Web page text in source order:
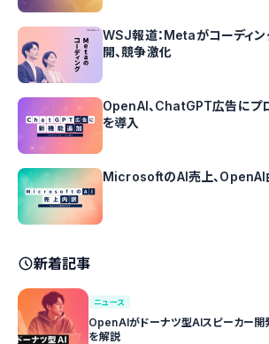
WSJ報道：Metaがコーディン
開、競争激化
OpenAI、ChatGPT広告にプ
を導入
MicrosoftのAI売上、OpenAI
新着記事
ニュース
OpenAIがドーナツ型AIスピーカー
を解説